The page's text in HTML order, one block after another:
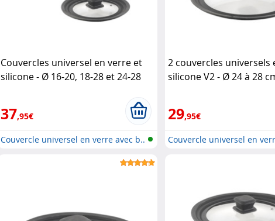
Couvercles universel en verre et
silicone - Ø 16-20, 18-28 et 24-28
37,95€
Couvercle universel en verre avec b..
2 couvercles universels
silicone V2 - Ø 24 à 28
29,95€
Couvercle universel en